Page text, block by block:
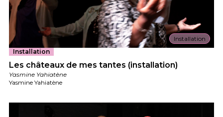
Installation
Installation
Les châteaux de mes tantes (installation)
Yasmine Yahiatène
Yasmine Yahiatène